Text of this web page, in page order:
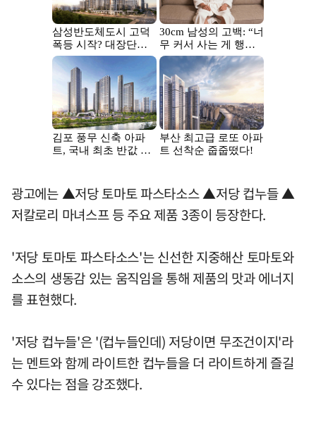
광고에는 ▲저당 토마토 파스타소스 ▲저당 컵누들 ▲
저칼로리 마녀스프 등 주요 제품 3종이 등장한다.
'저당 토마토 파스타소스'는 신선한 지중해산 토마토와
소스의 생동감 있는 움직임을 통해 제품의 맛과 에너지
를 표현했다.
'저당 컵누들'은 '(컵누들인데) 저당이면 무조건이지'라
는 멘트와 함께 라이트한 컵누들을 더 라이트하게 즐길
수 있다는 점을 강조했다.